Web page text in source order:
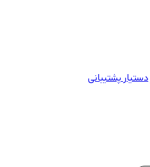
دستیار پشتیبانی